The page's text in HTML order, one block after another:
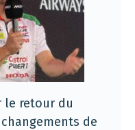
le retour du
de